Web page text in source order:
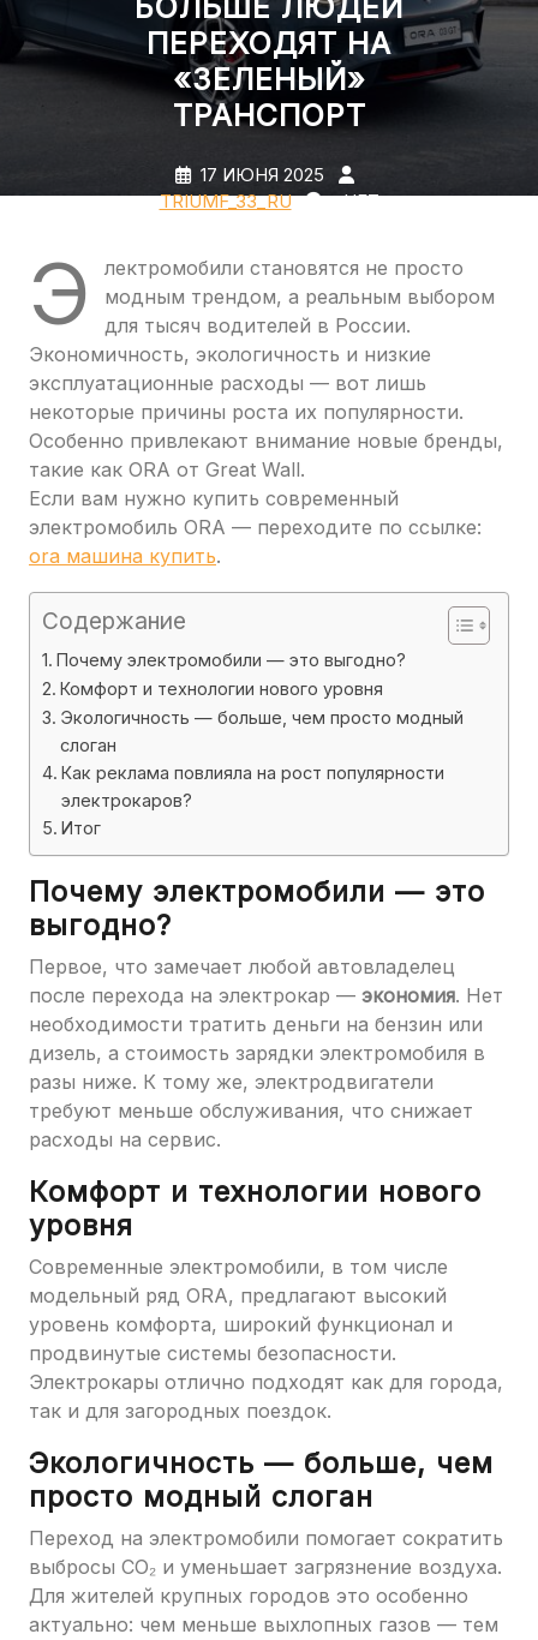
БОЛЬШЕ ЛЮДЕЙ
ПЕРЕХОДЯТ НА
«ЗЕЛЕНЫЙ»
ТРАНСПОРТ
17 ИЮНЯ 2025
TRIUMF_33_RU
НЕТ
Э
лектромобили становятся не просто
модным трендом, а реальным выбором
для тысяч водителей в России.
Экономичность, экологичность и низкие
эксплуатационные расходы — вот лишь
некоторые причины роста их популярности.
Особенно привлекают внимание новые бренды,
такие как ORA от Great Wall.
Если вам нужно купить современный
электромобиль ORA — переходите по ссылке:
ora машина купить.
Содержание
Почему электромобили — это выгодно?
Комфорт и технологии нового уровня
Экологичность — больше, чем просто модный
слоган
Как реклама повлияла на рост популярности
электрокаров?
Итог
Почему электромобили — это
выгодно?
Первое, что замечает любой автовладелец
после перехода на электрокар — экономия. Нет
необходимости тратить деньги на бензин или
дизель, а стоимость зарядки электромобиля в
разы ниже. К тому же, электродвигатели
требуют меньше обслуживания, что снижает
расходы на сервис.
Комфорт и технологии нового
уровня
Современные электромобили, в том числе
модельный ряд ORA, предлагают высокий
уровень комфорта, широкий функционал и
продвинутые системы безопасности.
Электрокары отлично подходят как для города,
так и для загородных поездок.
Экологичность — больше, чем
просто модный слоган
Переход на электромобили помогает сократить
выбросы CO₂ и уменьшает загрязнение воздуха.
Для жителей крупных городов это особенно
актуально: чем меньше выхлопных газов — тем